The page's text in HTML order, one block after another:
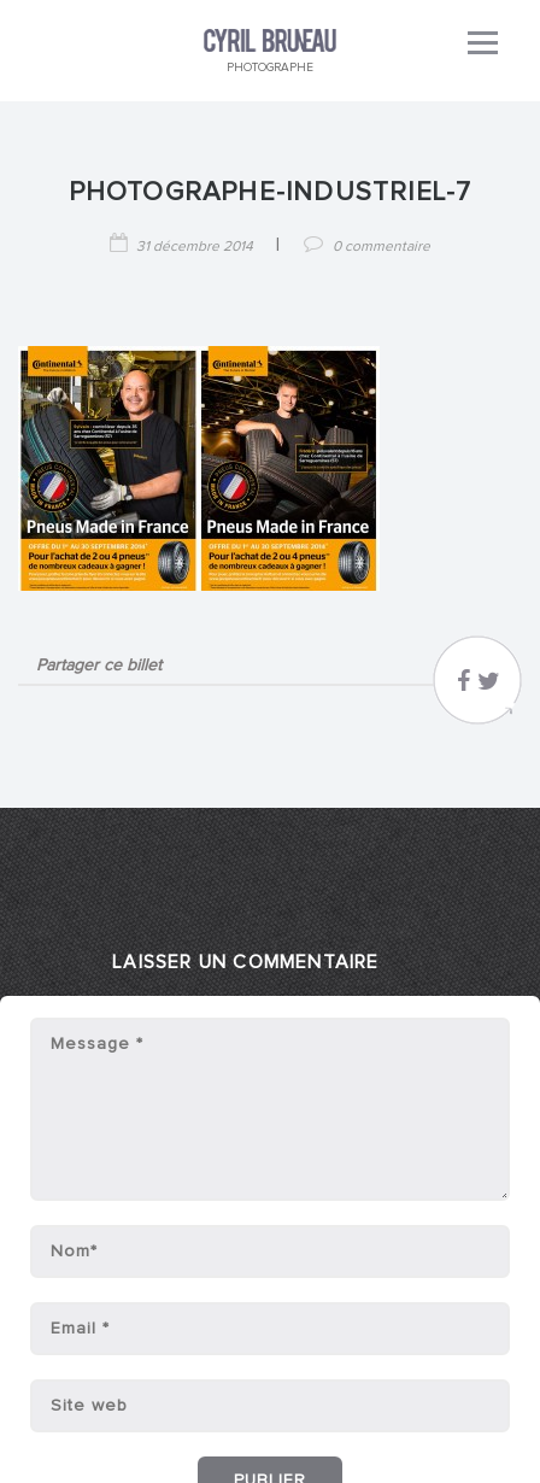
PHOTOGRAPHE
PHOTOGRAPHE-INDUSTRIEL-7
31 décembre 2014 0 commentaire
Partager ce billet
LAISSER UN COMMENTAIRE